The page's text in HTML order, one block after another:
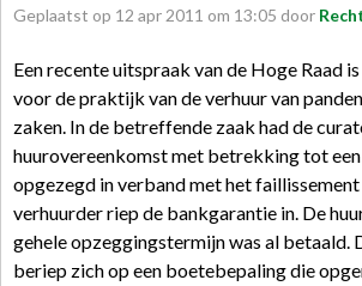
Geplaatst op 12 apr 2011 om 13:05 door
Een recente uitspraak van de Hoge Raad
voor de praktijk van de verhuur van
zaken. In de betreffende zaak had de
huurovereenkomst met betrekking tot
opgezegd in verband met het faillissement
verhuurder riep de bankgarantie in. De
gehele opzeggingstermijn was al betaald.
beriep zich op een boetebepaling die